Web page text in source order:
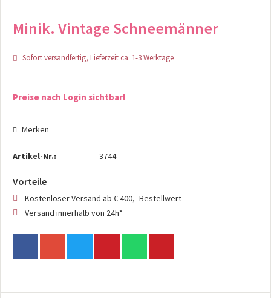
Minik. Vintage Schneemänner
Sofort versandfertig, Lieferzeit ca. 1-3 Werktage
Preise nach Login sichtbar!
Merken
Artikel-Nr.: 3744
Vorteile
Kostenloser Versand ab € 400,- Bestellwert
Versand innerhalb von 24h*